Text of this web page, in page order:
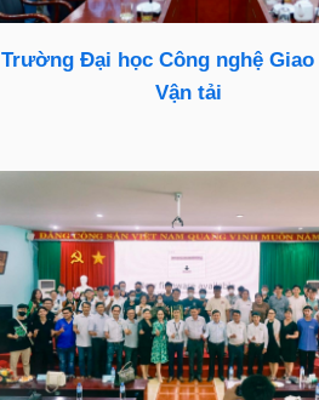
Trường Đại học Công nghệ
Vận tải